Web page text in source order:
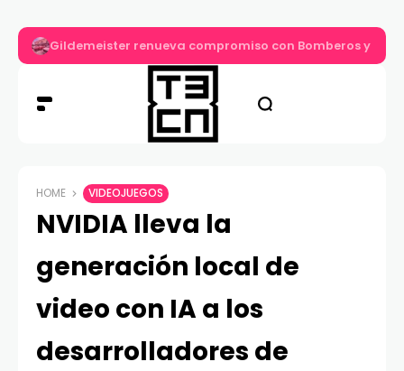
Gildemeister renueva compromiso con Bomberos y
HOME VIDEOJUEGOS
NVIDIA lleva la
generación local de
video con IA a los
desarrolladores de